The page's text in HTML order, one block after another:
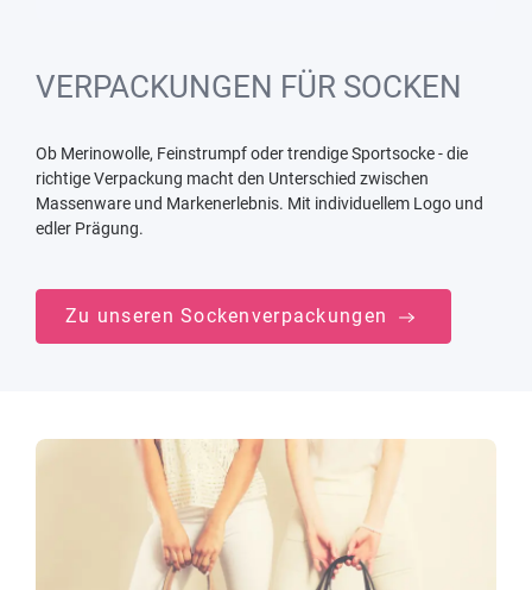
VERPACKUNGEN FÜR SOCKEN
Ob Merinowolle, Feinstrumpf oder trendige Sportsocke - die
richtige Verpackung macht den Unterschied zwischen
Massenware und Markenerlebnis. Mit individuellem Logo und
edler Prägung.
Zu unseren Sockenverpackungen